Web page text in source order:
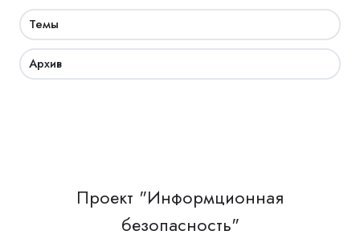
Темы
Архив
Проект "Информционная
безопасность"